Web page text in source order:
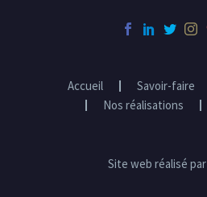
Accueil Savoir-faire
Nos réalisations
Site web réalisé par